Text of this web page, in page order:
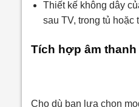
Thiết kế không dây
sau TV, trong tủ
Tích hợp âm
Cho dù bạn lựa chọn